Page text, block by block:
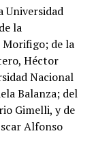
Universidad
la
Morifigo; de la
Héctor
Nacional
Balanza; del
Gimelli, y de
Alfonso